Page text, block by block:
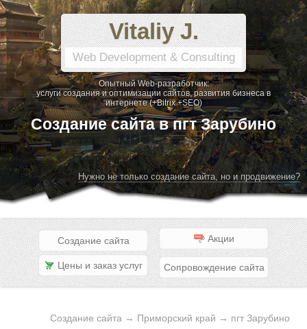
Vitaliy J.
Web Development & Consulting
Опытный Web-разработчик:
услуги создания и оптимизации сайтов, развития бизнеса в
интернете (+Bitrix +SEO)
Создание сайта в пгт Зарубино
Нужно не только создание сайта, но и продвижение?
Создание сайта Акции
Цены и заказ услуг Сопровождение сайта
Создание сайта → Приморский край → пгт Зарубино